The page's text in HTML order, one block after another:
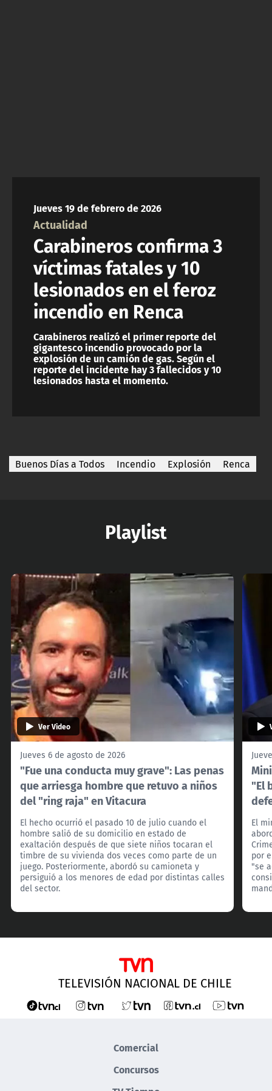
Jueves 19 de febrero de 2026
Actualidad
Carabineros confirma 3
víctimas fatales y 10
lesionados en el feroz
incendio en Renca
Carabineros realizó el primer reporte del
gigantesco incendio provocado por la
explosión de un camión de gas. Según el
reporte del incidente hay 3 fallecidos y 10
lesionados hasta el momento.
Buenos Días a Todos Incendio Explosión Renca
Playlist
Ver Video
Jueves 6 de agosto de 2026
"Fue una conducta muy grave": Las penas
que arriesga hombre que retuvo a niños
del "ring raja" en Vitacura
El hecho ocurrió el pasado 10 de julio cuando el
hombre salió de su domicilio en estado de
exaltación después de que siete niños tocaran el
timbre de su vivienda dos veces como parte de un
juego. Posteriormente, abordó su camioneta y
persiguió a los menores de edad por distintas calles
del sector.
"El
El
por
"se
TELEVISIÓN NACIONAL DE CHILE
Comercial
Concursos